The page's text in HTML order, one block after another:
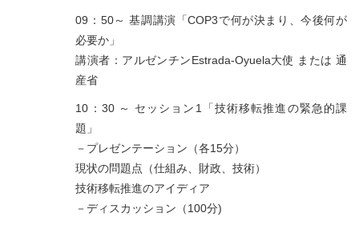
09：50～ 基調講演「COP3で何が決まり、今後何が
必要か」
講演者：アルゼンチンEstrada-Oyuela大使 または 通
産省
10：30 ～ セッション1「技術移転推進の緊急的課
題」
－プレゼンテーション（各15分）
現状の問題点（仕組み、財政、技術）
技術移転推進のアイディア
－ディスカッション（100分)